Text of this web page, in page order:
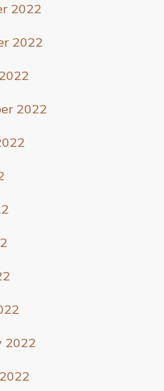
2022
2022
2022
2022